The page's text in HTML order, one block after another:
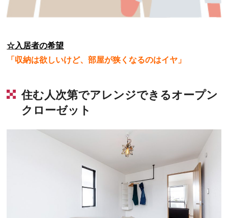
☆入居者の希望
「収納は欲しいけど、部屋が狭くなるのはイヤ」
住む人次第でアレンジできるオープン
クローゼット